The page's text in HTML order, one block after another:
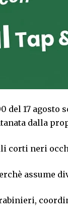
del 17 agosto
dalla
corti neri
assume